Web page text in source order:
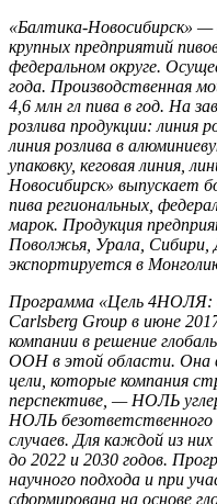
«Балтика-Новосибирск» —
крупных предприятий
федеральном округе.
года. Производственная
4,6 млн гл пива в год. На
розлива продукции: линия
линия розлива в
упаковку, кеговая линия,
Новосибирск» выпускает
пива региональных,
марок. Продукция
Поволжья, Урала, Сибири,
экспортируется в
Программа «Цель 4НОЛЯ:
Carlsberg Group в июне
компании в решение
ООН в этой области. Она
цели, которые компания
перспективе, — НОЛЬ
НОЛЬ
случаев. Для каждой из
до 2022 и 2030 годов.
научного подхода и при
сформирована на основе